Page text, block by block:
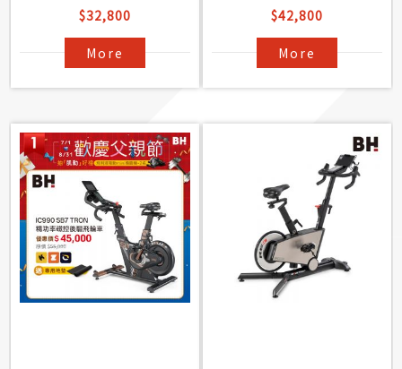
$32,800
More
$42,800
More